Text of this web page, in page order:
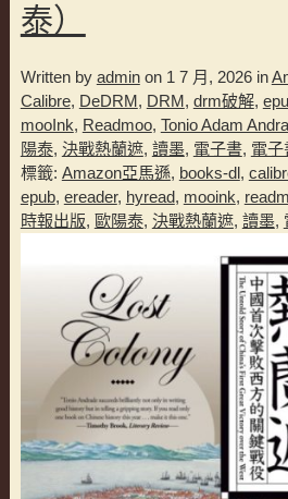
泰）
Written by adminon 1 7 月, 2026 in
Calibre, DeDRM, DRM, drm破解,
mooInk, Readmoo, Tonio Adam
陽泰, 決戰熱蘭遮, 讀墨, 電子書, 電子
標籤: Amazon亞馬遜, books-dl,
epub, ereader, hyread, mooink,
時報出版, 歐陽泰, 決戰熱蘭遮, 讀墨,